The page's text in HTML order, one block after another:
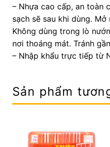
– Nhựa cao cấp, an toàn
sạch sẽ sau khi dùng.
Không dùng trong lò
nơi thoáng mát. Tránh
– Nhập khẩu trực tiếp từ
Sản phẩm